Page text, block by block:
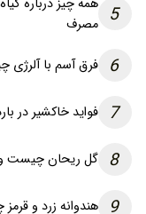
5
مصرف
6 فرق آسم با
7 فواید خاکشیر در
8 گل ریحان چیست
9 هندوانه زرد و